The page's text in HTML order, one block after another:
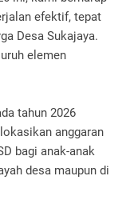
efektif, tepat
Desa Sukajaya.
elemen
tahun 2026
anggaran
bagi anak-anak
desa maupun di